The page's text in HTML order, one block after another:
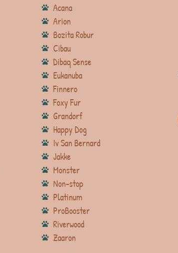
Acana
Arion
Bozita Robur
Cibau
Dibaq Sense
Eukanuba
Finnero
Foxy Fur
Grandorf
Happy Dog
Iv San Bernard
Jakke
Monster
Non-stop
Platinum
ProBooster
Riverwood
Zaaron